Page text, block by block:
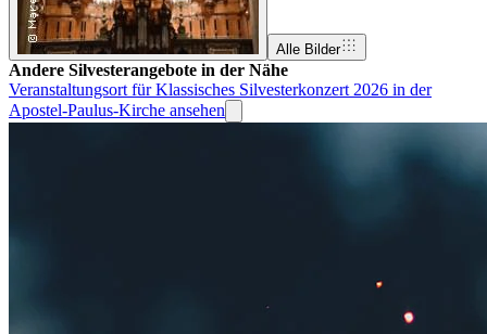
Alle Bilder
Andere Silvesterangebote in der Nähe
Veranstaltungsort für Klassisches Silvesterkonzert 2026 in der
Apostel-Paulus-Kirche ansehen